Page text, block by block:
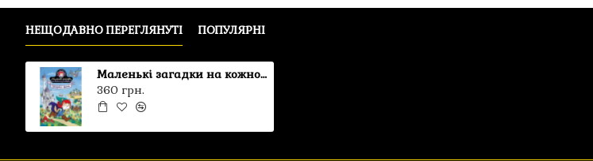
НЕЩОДАВНО ПЕРЕГЛЯНУТІ ПОПУЛЯРНІ
Маленькі загадки на кожному поверсі Том 3 У країні казок
360 грн.